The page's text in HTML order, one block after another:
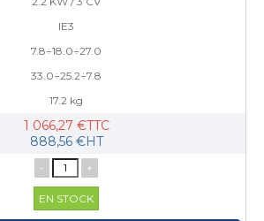
IE3
7.8÷18.0÷27.0
33.0÷25.2÷7.8
17.2 kg
1 066,27 €TTC
888,56 €HT
- +
EN STOCK